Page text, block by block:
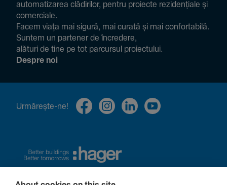
auto­ma­ti­zarea clădi­rilor, pentru proiecte rezi­den­țiale și
comer­ciale.
Facem viața mai sigură, mai curată și mai confor­ta­bilă.
Suntem un partener de încre­dere,
alături de tine pe tot parcursul proiec­tului.
Despre noi
Urmă­rește-ne!